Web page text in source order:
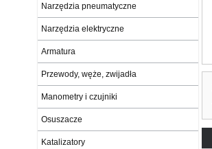
Narzędzia pneumatyczne
Narzędzia elektryczne
Armatura
Przewody, węże, zwijadła
Manometry i czujniki
Osuszacze
Katalizatory